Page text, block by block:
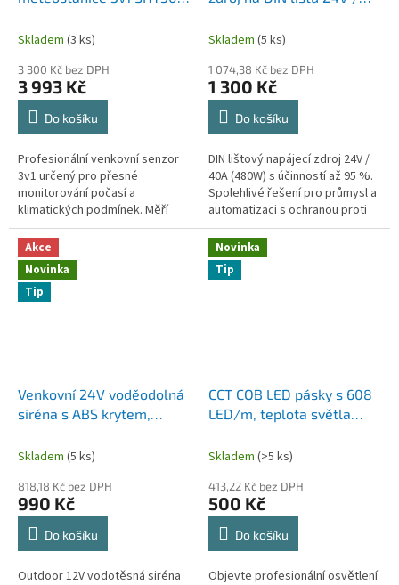
vlhkosti a atmosférického
Skladem (3 ks)
3 300 Kč bez DPH
3 993 Kč
Do košíku
Profesionální venkovní senzor
3v1 určený pro přesné
monitorování počasí a
klimatických podmínek. Měří
teplotu vzduchu, relativní
vlhkost a atmosférický tlak a
díky rozhraní...
Skladem (5 ks)
1 074,38 Kč bez DPH
1 300 Kč
Do košíku
DIN lištový napájecí zdroj 24V /
40A (480W) s účinností až 95 %.
Spolehlivé řešení pro průmysl a
automatizaci s ochranou proti
přepětí, přetížení a zkratu.
Akce
Novinka
Tip
Venkovní 24V voděodolná
siréna s ABS krytem,
signalizací
Skladem (5 ks)
818,18 Kč bez DPH
990 Kč
Do košíku
Outdoor 12V vodotěsná siréna
Novinka
Tip
CCT COB LED pásky s 608
LED/m, teplota světla
délka 5m, šířka 10mm, 3
Skladem (>5 ks)
413,22 Kč bez DPH
500 Kč
Do košíku
Objevte profesionální osvětlení